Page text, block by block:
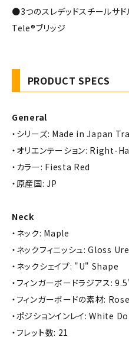
●3つのスレデッドスチールサ
Tele®ブリッジ
PRODUCT SPECS
General
・シリーズ: Made in Japan
・オリエンテーション: Right-
・カラー: Fiesta Red
・原産国: JP
Neck
・ネック: Maple
・ネックフィニッシュ: Gloss
・ネックシェイプ: "U" Shape
・フィンガーボードラジアス:
・フィンガーボードの素材:
・ポジションインレイ: White
・フレット数: 21